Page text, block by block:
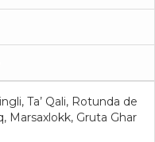
Ta’ Qali, Rotunda de
Marsaxlokk, Gruta Ghar